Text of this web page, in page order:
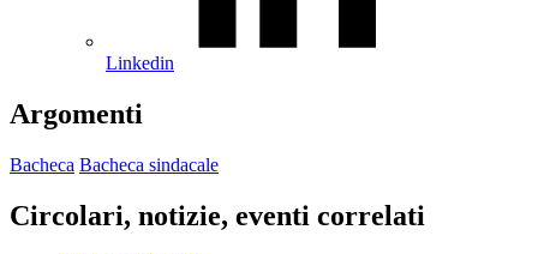
Linkedin
Argomenti
Bacheca Bacheca sindacale
Circolari, notizie, eventi correlati